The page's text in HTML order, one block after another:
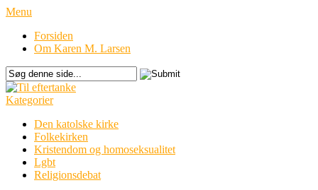
Menu
Forsiden
Om Karen M. Larsen
Kategorier
Den katolske kirke
Folkekirken
Kristendom og homoseksualitet
Lgbt
Religionsdebat